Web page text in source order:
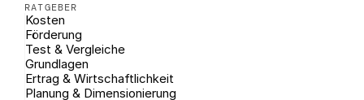
RATGEBER
Kosten
Förderung
Test & Vergleiche
Grundlagen
Ertrag & Wirtschaftlichkeit
Planung & Dimensionierung